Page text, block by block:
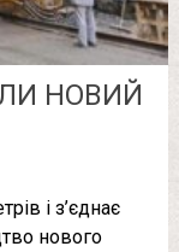
НОВИЙ
і з’єднає
нового